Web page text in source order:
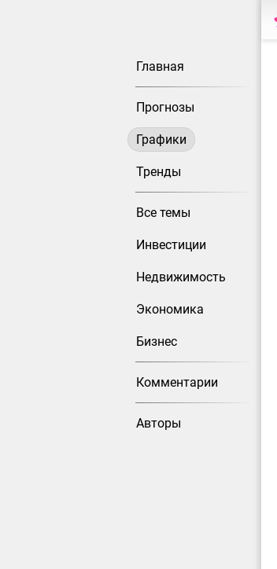
Главная
Прогнозы
Графики
Тренды
Все темы
Инвестиции
Недвижимость
Экономика
Бизнес
Комментарии
Авторы